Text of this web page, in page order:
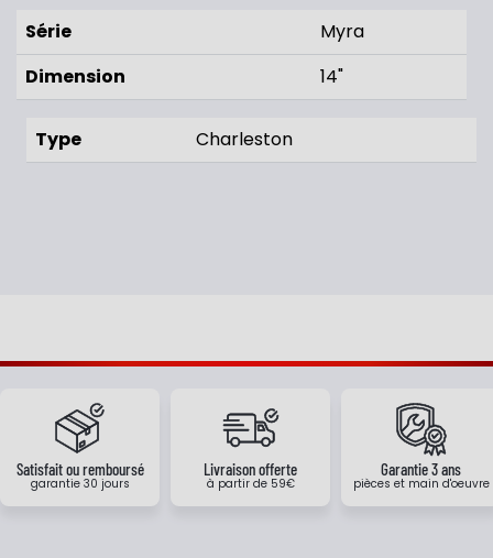
Série
Myra
Dimension
14"
Type Charleston
Satisfait ou remboursé
garantie 30 jours
Livraison offerte
à partir de 59€
Garantie 3 ans
pièces et main d'oeuvre